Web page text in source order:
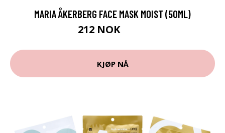
MARIA ÅKERBERG FACE MASK MOIST (50ML)
212 NOK
KJØP NÅ